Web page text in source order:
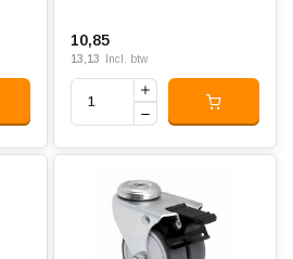
10,85
13,13 Incl. btw